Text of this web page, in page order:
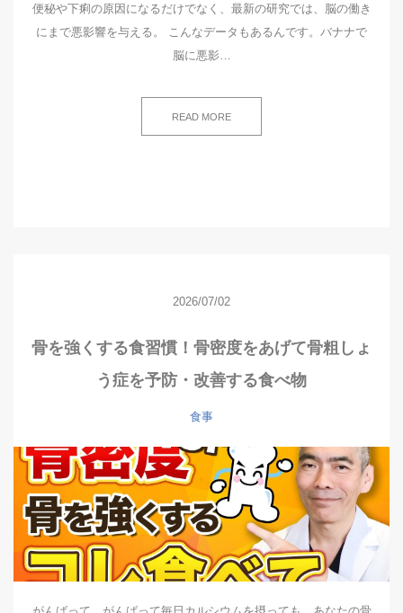
便秘や下痢の原因になるだけでなく、最新の研究では、脳の働き
にまで悪影響を与える。 こんなデータもあるんです。バナナで
脳に悪影…
READ MORE
2026/07/02
骨を強くする食習慣！骨密度をあげて骨粗しょ
う症を予防・改善する食べ物
食事